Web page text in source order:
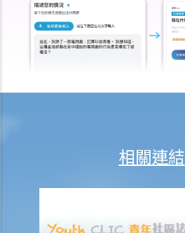
香港律師會大埔火災緊急免費法律諮詢熱線
切勿尋求索償代理協助處理申索
逝者家屬
錯的一方之前，我需要依循甚麼程序？
死因裁判法庭有甚麼作用？
賠償責任
相關連結